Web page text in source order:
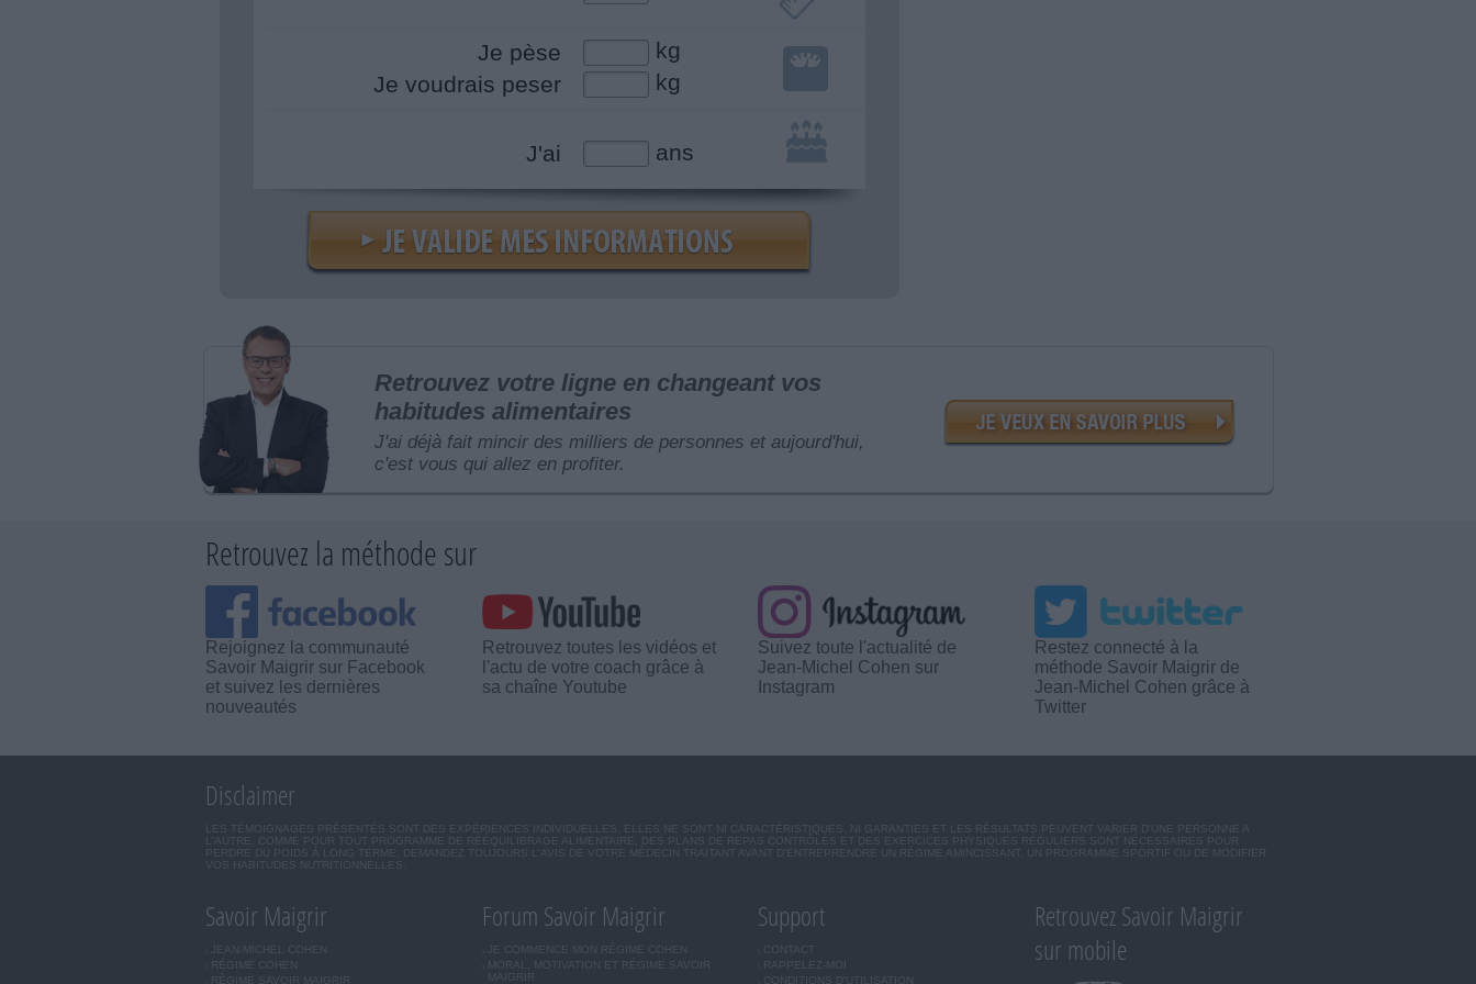
Je pèse
kg
Je voudrais peser
kg
J'ai ans
Retrouvez votre ligne en changeant vos
habitudes alimentaires
J'ai déjà fait mincir des milliers de personnes et aujourd'hui,
c'est vous qui allez en profiter.
Retrouvez la méthode sur
Rejoignez la communauté
Savoir Maigrir sur Facebook
et suivez les dernières
nouveautés
Retrouvez toutes les vidéos et
l'actu de votre coach grâce à
sa chaîne Youtube
Suivez toute l'actualité de
Jean-Michel Cohen sur
Instagram
Restez connecté à la
méthode Savoir Maigrir de
Jean-Michel Cohen grâce à
Twitter
Disclaimer
LES TÉMOIGNAGES PRÉSENTÉS SONT DES EXPÉRIENCES INDIVIDUELLES. ELLES NE SONT NI CARACTÉRISTIQUES, NI GARANTIES ET LES RÉSULTATS PEUVENT VARIER D'UNE PERSONNE A
L'AUTRE. COMME POUR TOUT PROGRAMME DE RÉÉQUILIBRAGE ALIMENTAIRE, DES PLANS DE REPAS CONTRÔLÉS ET DES EXERCICES PHYSIQUES RÉGULIERS SONT NÉCESSAIRES POUR
PERDRE DU POIDS À LONG TERME. DEMANDEZ TOUJOURS L'AVIS DE VOTRE MÉDECIN TRAITANT AVANT D'ENTREPRENDRE UN RÉGIME AMINCISSANT, UN PROGRAMME SPORTIF OU DE MODIFIER
VOS HABITUDES NUTRITIONNELLES.
Savoir Maigrir
JEAN-MICHEL COHEN
RÉGIME COHEN
RÉGIME SAVOIR MAIGRIR
Forum Savoir Maigrir
JE COMMENCE MON RÉGIME COHEN
MORAL, MOTIVATION ET RÉGIME SAVOIR
MAIGRIR
Support
CONTACT
RAPPELEZ-MOI
CONDITIONS D'UTILISATION
Retrouvez Savoir Maigrir
sur mobile